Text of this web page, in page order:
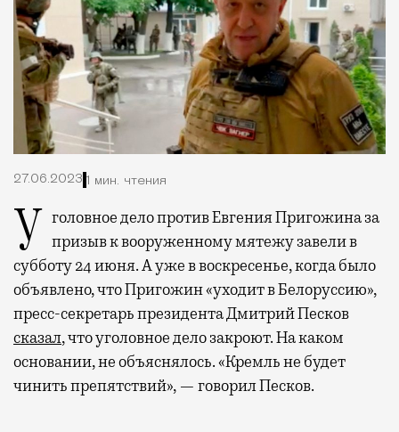
27.06.2023 1 мин. чтения
Уголовное дело против Евгения Пригожина за
призыв к вооруженному мятежу завели в
субботу 24 июня. А уже в воскресенье, когда было
объявлено, что Пригожин «уходит в Белоруссию»,
пресс-секретарь президента Дмитрий Песков
сказал, что уголовное дело закроют. На каком
основании, не объяснялось. «Кремль не будет
чинить препятствий», — говорил Песков.